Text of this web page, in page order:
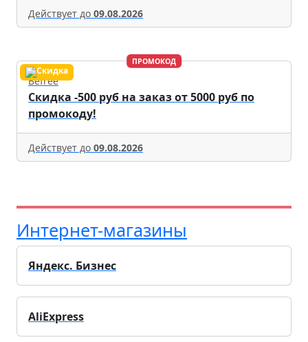
Действует до 09.08.2026
ПРОМОКОД
Befree
Скидка -500 руб на заказ от 5000 руб по
промокоду!
Действует до 09.08.2026
Интернет-магазины
Яндекс. Бизнес
AliExpress